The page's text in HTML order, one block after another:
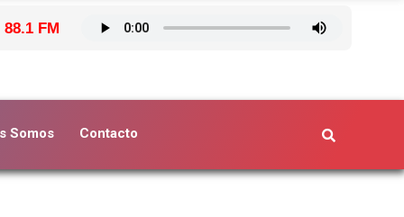
88.1 FM
Somos Contacto